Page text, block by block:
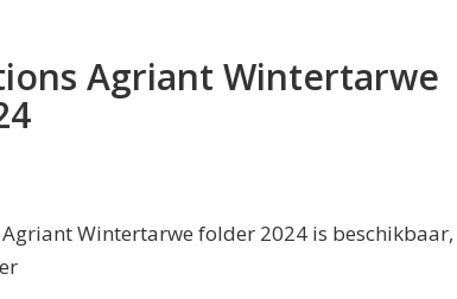
Agriant Wintertarwe
Wintertarwe folder 2024 is beschikbaar,